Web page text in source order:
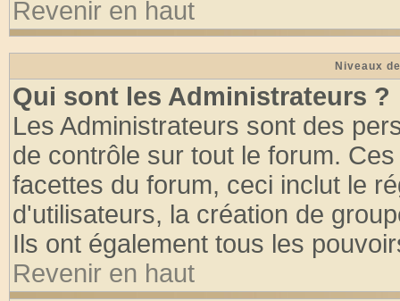
Revenir en haut
Niveaux
Qui sont les Administrateurs ?
Les Administrateurs sont des
de contrôle sur tout le forum.
facettes du forum, ceci inclut le
d'utilisateurs, la création de
Ils ont également tous les
Revenir en haut